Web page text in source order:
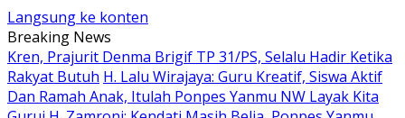
Langsung ke konten
Breaking News
Kren, Prajurit Denma Brigif TP 31/PS, Selalu Hadir Ketika
Rakyat Butuh H. Lalu Wirajaya: Guru Kreatif, Siswa Aktif
Dan Ramah Anak, Itulah Ponpes Yanmu NW Layak Kita